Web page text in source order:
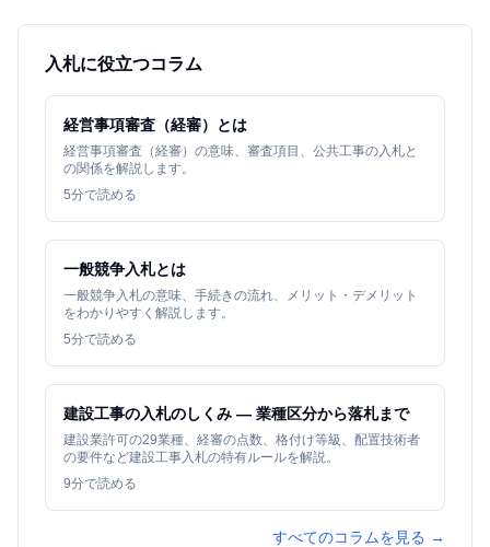
入札に役立つコラム
経営事項審査（経審）とは
経営事項審査（経審）の意味、審査項目、公共工事の入札と
の関係を解説します。
5分で読める
一般競争入札とは
一般競争入札の意味、手続きの流れ、メリット・デメリット
をわかりやすく解説します。
5分で読める
建設工事の入札のしくみ — 業種区分から落札まで
建設業許可の29業種、経審の点数、格付け等級、配置技術者
の要件など建設工事入札の特有ルールを解説。
9分で読める
すべてのコラムを見る →